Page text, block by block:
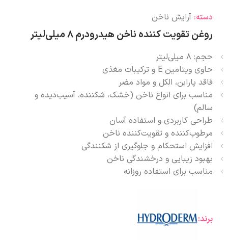
دسته: آرایش ناخن
روغن تقویت کننده ناخن هیدرودرم ۸ میلی‌لیتر
حجم: ۸ میلی‌لیتر
حاوی ویتامین E و ترکیبات مغذی
فاقد پارابن، الکل و مواد مضر
مناسب برای انواع ناخن (خشک، شکننده، آسیب‌دیده و
سالم)
طراحی کاربردی و استفاده آسان
مرطوب‌کننده و تقویت‌کننده ناخن
افزایش استحکام و جلوگیری از شکنندگی
بهبود زیبایی و درخشندگی ناخن
مناسب برای استفاده روزانه
برند: